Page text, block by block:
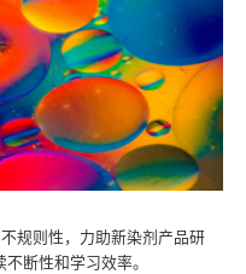
规则性，力助新染剂产品研
断性和学习效率。